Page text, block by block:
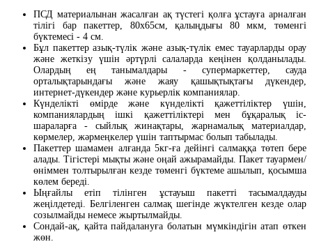
ПСД материалынан жасалған ақ түстегі қолға ұстауға арналған
тілігі бар пакеттер, 80х65см, қалыңдығы 80 мкм, төменгі
бүктемесі - 4 см.
Бұл пакеттер азық-түлік және азық-түлік емес тауарларды орау
және жеткізу үшін әртүрлі салаларда кеңінен қолданылады.
Олардың ең танымалдары - супермаркеттер, сауда
орталықтарындағы және жаяу қашықтықтағы дүкендер,
интернет-дүкендер және курьерлік компаниялар.
Күнделікті өмірде және күнделікті қажеттіліктер үшін,
компаниялардың ішкі қажеттіліктері мен бұқаралық іс-
шараларға - сыйлық жинақтары, жарнамалық материалдар,
көрмелер, жәрмеңкелер үшін таптырмас болып табылады.
Пакеттер шамамен алғанда 5кг-ға дейінгі салмаққа төтеп бере
алады. Тігістері мықты және оңай ажырамайды. Пакет тауармен/
өніммен толтырылған кезде төменгі бүктеме ашылып, қосымша
көлем береді.
Ыңғайлы етіп тілінген ұстауыш пакетті тасымалдауды
жеңілдетеді. Белгіленген салмақ шегінде жүктелген кезде олар
созылмайды немесе жыртылмайды.
Сондай-ақ, қайта пайдалануға болатын мүмкіндігін атап өткен
жөн.